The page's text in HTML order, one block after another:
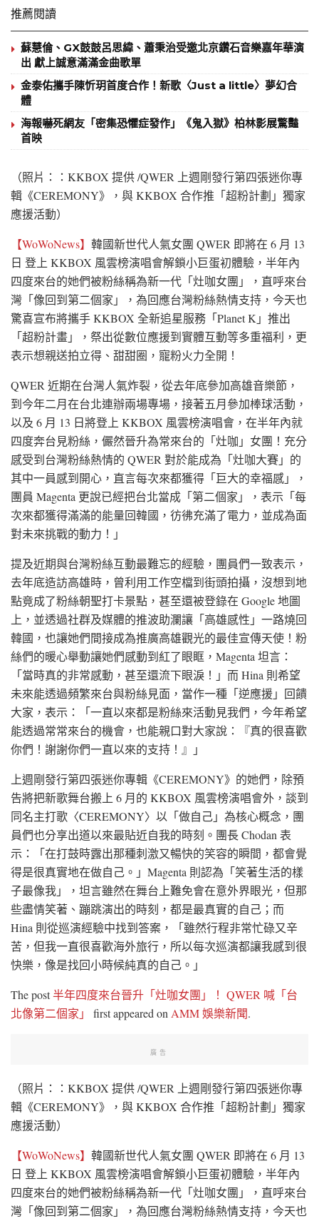
推薦閱讀
蘇慧倫、GX鼓鼓呂思緯、蕭秉治受邀北京鑽石音樂嘉年華演
出 獻上誠意滿滿金曲歌單
金泰佑攜手陳忻玥首度合作！新歌〈Just a little〉夢幻合
體
海報嚇死網友「密集恐懼症發作」《鬼入獄》柏林影展驚豔
首映
（照片：：KKBOX 提供 /QWER 上週剛發行第四張迷你專
輯《CEREMONY》，與 KKBOX 合作推「超粉計劃」獨家
應援活動）
【WoWoNews】 韓國新世代人氣女團 QWER 即將在 6 月 13
日 登上 KKBOX 風雲榜演唱會解鎖小巨蛋初體驗，半年內
四度來台的她們被粉絲稱為新一代「灶咖女團」，直呼來台
灣「像回到第二個家」，為回應台灣粉絲熱情支持，今天也
驚喜宣布將攜手 KKBOX 全新追星服務「Planet K」推出
「超粉計畫」，祭出從數位應援到實體互動等多重福利，更
表示想親送拍立得、甜甜圈，寵粉火力全開！
QWER 近期在台灣人氣炸裂，從去年底參加高雄音樂節，
到今年二月在台北連辦兩場專場，接著五月參加棒球活動，
以及 6 月 13 日將登上 KKBOX 風雲榜演唱會，在半年內就
四度奔台見粉絲，儼然晉升為常來台的「灶咖」女團！充分
感受到台灣粉絲熱情的 QWER 對於能成為「灶咖大賽」的
其中一員感到開心，直言每次來都獲得「巨大的幸福感」，
團員 Magenta 更說已經把台北當成「第二個家」，表示「每
次來都獲得滿滿的能量回韓國，彷彿充滿了電力，並成為面
對未來挑戰的動力！」
提及近期與台灣粉絲互動最難忘的經驗，團員們一致表示，
去年底造訪高雄時，曾利用工作空檔到街頭拍攝，沒想到地
點竟成了粉絲朝聖打卡景點，甚至還被登錄在 Google 地圖
上，並透過社群及媒體的推波助瀾讓「高雄感性」一路燒回
韓國，也讓她們間接成為推廣高雄觀光的最佳宣傳天使！粉
絲們的暖心舉動讓她們感動到紅了眼眶，Magenta 坦言：
「當時真的非常感動，甚至還流下眼淚！」而 Hina 則希望
未來能透過頻繁來台與粉絲見面，當作一種「逆應援」回饋
大家，表示：「一直以來都是粉絲來活動見我們，今年希望
能透過常常來台的機會，也能親口對大家說：『真的很喜歡
你們！謝謝你們一直以來的支持！』」
上週剛發行第四張迷你專輯《CEREMONY》的她們，除預
告將把新歌舞台搬上 6 月的 KKBOX 風雲榜演唱會外，談到
同名主打歌〈CEREMONY〉以「做自己」為核心概念，團
員們也分享出道以來最貼近自我的時刻。團長 Chodan 表
示：「在打鼓時露出那種刺激又暢快的笑容的瞬間，都會覺
得是很真實地在做自己。」Magenta 則認為「笑著生活的樣
子最像我」，坦言雖然在舞台上難免會在意外界眼光，但那
些盡情笑著、蹦跳演出的時刻，都是最真實的自己；而
Hina 則從巡演經驗中找到答案，「雖然行程非常忙碌又辛
苦，但我一直很喜歡海外旅行，所以每次巡演都讓我感到很
快樂，像是找回小時候純真的自己。」
The post半年四度來台晉升「灶咖女團」！ QWER 喊「台
北像第二個家」
first appeared onAMM 娛樂新聞.
廣告
（照片：：KKBOX 提供 /QWER 上週剛發行第四張迷你專
輯《CEREMONY》，與 KKBOX 合作推「超粉計劃」獨家
應援活動）
【WoWoNews】 韓國新世代人氣女團 QWER 即將在 6 月 13
日 登上 KKBOX 風雲榜演唱會解鎖小巨蛋初體驗，半年內
四度來台的她們被粉絲稱為新一代「灶咖女團」，直呼來台
灣「像回到第二個家」，為回應台灣粉絲熱情支持，今天也